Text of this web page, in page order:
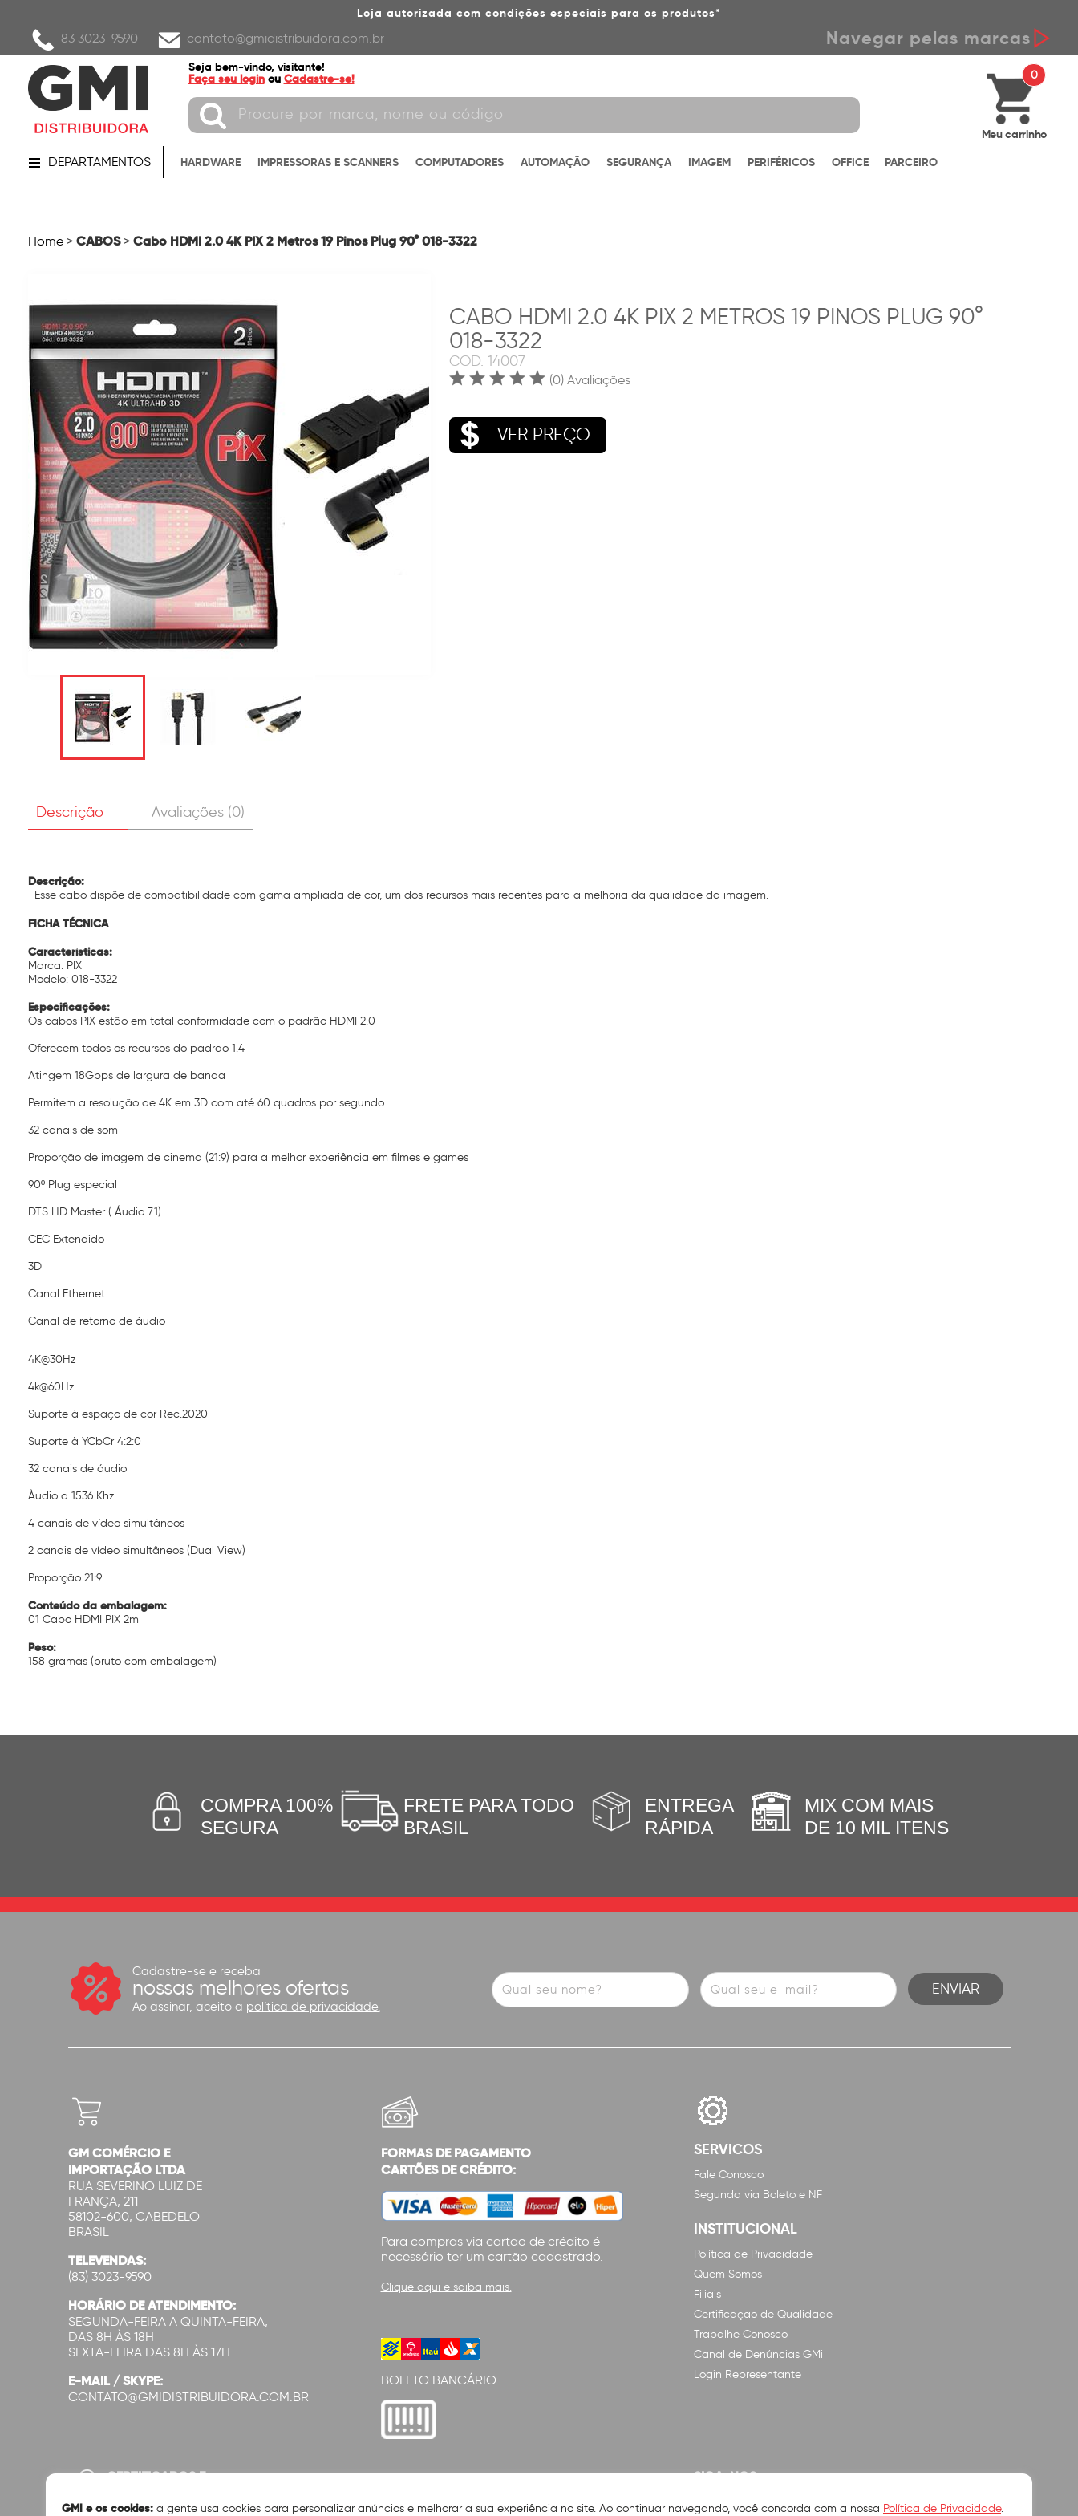
Loja autorizada com condições especiais para os produtos*
83 3023-9590 contato@gmidistribuidora.com.br Navegar pelas marcas
Seja bem-vindo, visitante!
Faça seu login ou Cadastre-se! 0
Meu carrinho
DEPARTAMENTOS HARDWARE IMPRESSORAS E SCANNERS COMPUTADORES AUTOMAÇÃO SEGURANÇA IMAGEM PERIFÉRICOS OFFICE PARCEIRO
Home > CABOS > Cabo HDMI 2.0 4K PIX 2 Metros 19 Pinos Plug 90° 018-3322
CABO HDMI 2.0 4K PIX 2 METROS 19 PINOS PLUG 90°
018-3322
COD. 14007
(0) Avaliações
VER PREÇO
Descrição Avaliações (0)
Descrição:
Esse cabo dispõe de compatibilidade com gama ampliada de cor, um dos recursos mais recentes para a melhoria da qualidade da imagem.
FICHA TÉCNICA
Características:
Marca: PIX
Modelo: 018-3322
Especificações:
Os cabos PIX estão em total conformidade com o padrão HDMI 2.0
Oferecem todos os recursos do padrão 1.4
Atingem 18Gbps de largura de banda
Permitem a resolução de 4K em 3D com até 60 quadros por segundo
32 canais de som
Proporção de imagem de cinema (21:9) para a melhor experiência em filmes e games
90º Plug especial
DTS HD Master ( Áudio 7.1)
CEC Extendido
3D
Canal Ethernet
Canal de retorno de áudio
4K@30Hz
4k@60Hz
Suporte à espaço de cor Rec.2020
Suporte à YCbCr 4:2:0
32 canais de áudio
Àudio a 1536 Khz
4 canais de vídeo simultâneos
2 canais de vídeo simultâneos (Dual View)
Proporção 21:9
Conteúdo da embalagem:
01 Cabo HDMI PIX 2m
Peso:
158 gramas (bruto com embalagem)
COMPRA 100%
SEGURA
FRETE PARA TODO
BRASIL
ENTREGA
RÁPIDA
MIX COM MAIS
DE 10 MIL ITENS
Cadastre-se e receba
nossas melhores ofertas
Ao assinar, aceito a política de privacidade.
GM COMÉRCIO E
IMPORTAÇÃO LTDA
RUA SEVERINO LUIZ DE
FRANÇA, 211
58102-600, CABEDELO
BRASIL
TELEVENDAS:
(83) 3023-9590
HORÁRIO DE ATENDIMENTO:
SEGUNDA-FEIRA A QUINTA-FEIRA,
DAS 8H ÀS 18H
SEXTA-FEIRA DAS 8H ÀS 17H
E-MAIL / SKYPE:
CONTATO@GMIDISTRIBUIDORA.COM.BR
FORMAS DE PAGAMENTO
CARTÕES DE CRÉDITO:
Para compras via cartão de crédito é
necessário ter um cartão cadastrado.
Clique aqui e saiba mais.
BOLETO BANCÁRIO
SERVICOS
Fale Conosco
Segunda via Boleto e NF
INSTITUCIONAL
Política de Privacidade
Quem Somos
Filiais
Certificação de Qualidade
Trabalhe Conosco
Canal de Denúncias GMi
Login Representante
CERTIFICADOS E
SIGA-NOS
GMI e os cookies: a gente usa cookies para personalizar anúncios e melhorar a sua experiência no site. Ao continuar navegando, você concorda com a nossa Política de Privacidade.